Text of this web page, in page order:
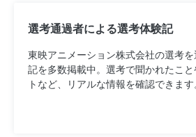
選考通過者による選考体験記
東映アニメーション株式会社の選考
記を多数掲載中。選考で聞かれたこ
トなど、リアルな情報を確認できます。